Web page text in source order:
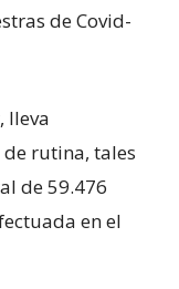
de Covid-
lleva
de rutina, tales
de 59.476
en el